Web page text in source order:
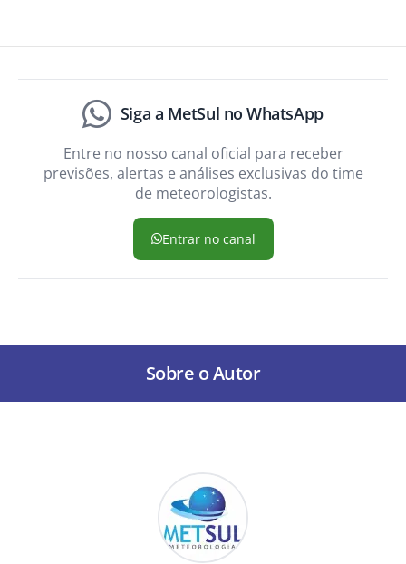
Siga a MetSul no WhatsApp
Entre no nosso canal oficial para receber
previsões, alertas e análises exclusivas do time
de meteorologistas.
Entrar no canal
Sobre o Autor